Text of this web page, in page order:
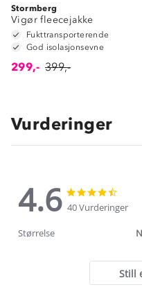
Stormberg
Vigør fleecejakke
Fukttransporterende
God isolasjonsevne
299,- 399,-
Vurderinger
4.6
4.6
star
rating
star
rating
40 Vurderinger
Størrelse
Still